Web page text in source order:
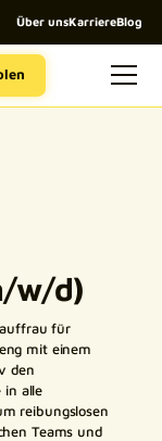
Über unsKarriereBlog
w/d)
für
mit einem
den
in alle
reibungslosen
Teams und